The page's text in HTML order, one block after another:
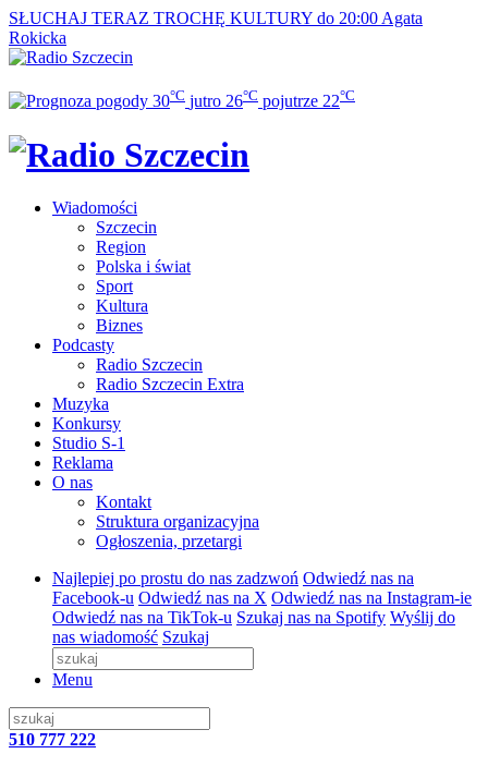
SŁUCHAJ TERAZ TROCHĘ KULTURY do 20:00 Agata
Rokicka
30°C jutro 26°C pojutrze 22°C
Wiadomości
Szczecin
Region
Polska i świat
Sport
Kultura
Biznes
Podcasty
Radio Szczecin
Radio Szczecin Extra
Muzyka
Konkursy
Studio S-1
Reklama
O nas
Kontakt
Struktura organizacyjna
Ogłoszenia, przetargi
Najlepiej po prostu do nas zadzwoń Odwiedź nas na
Facebook-u Odwiedź nas na X Odwiedź nas na Instagram-ie
Odwiedź nas na TikTok-u Szukaj nas na Spotify Wyślij do
nas wiadomość Szukaj
Menu
510 777 222